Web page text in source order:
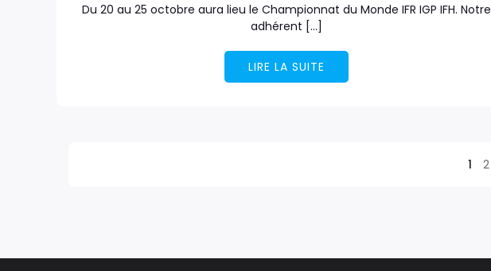
Du 20 au 25 octobre aura lieu le Championnat du Monde IFR IGP IFH. Notre
adhérent […]
LIRE LA SUITE
1 2